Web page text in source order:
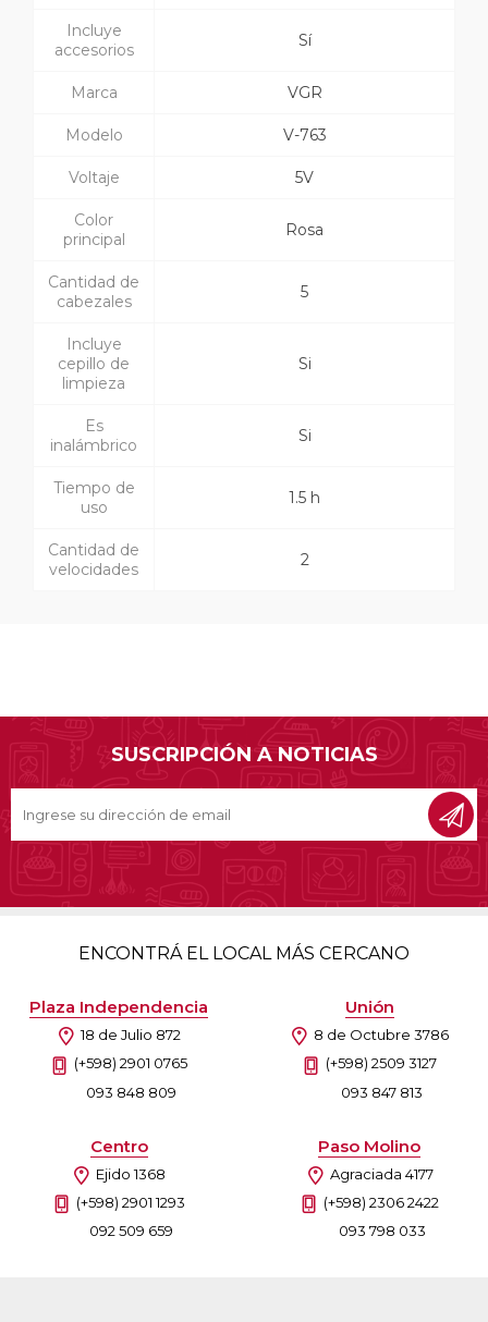
Incluye
accesorios
Sí
Marca VGR
Modelo V-763
Voltaje 5V
Color
principal
Rosa
Cantidad de
cabezales
5
Incluye
cepillo de
limpieza
Si
Es
inalámbrico
Si
Tiempo de
uso
1.5 h
Cantidad de
velocidades
2
SUSCRIPCIÓN A NOTICIAS
ENCONTRÁ EL LOCAL MÁS CERCANO
Plaza Independencia
18 de Julio 872
(+598) 2901 0765
093 848 809
Unión
8 de Octubre 3786
(+598) 2509 3127
093 847 813
Centro
Ejido 1368
(+598) 2901 1293
092 509 659
Paso Molino
Agraciada 4177
(+598) 2306 2422
093 798 033